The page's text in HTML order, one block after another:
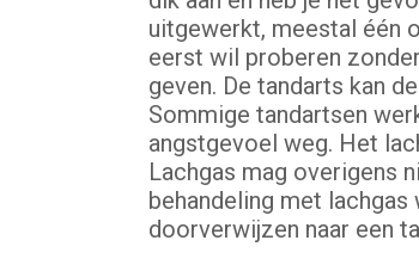
uitgewerkt, meestal één
eerst wil proberen
geven. De tandarts kan
Sommige tandartsen
angstgevoel weg. Het
Lachgas mag overigens
behandeling met
doorverwijzen naar een